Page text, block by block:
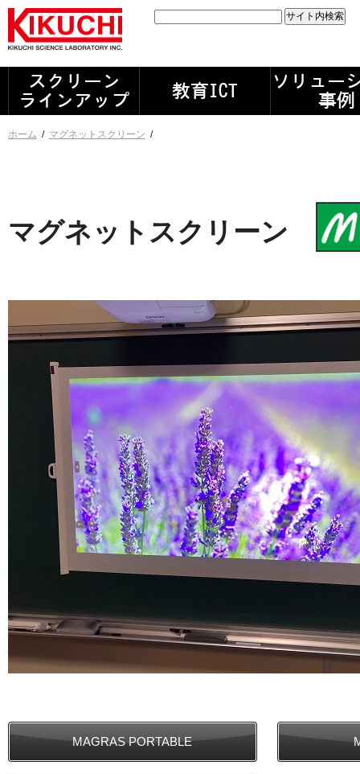
ホーム / マグネットスクリーン /
マグネットスクリーン
MAGRAS PORTABLE